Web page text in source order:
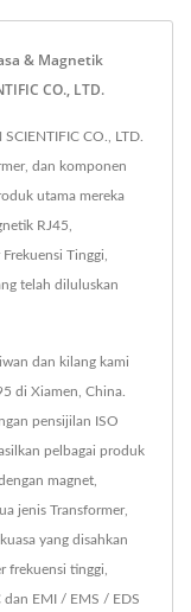
& Magnetik
CO., LTD.
CO., LTD.
dan komponen
utama mereka
RJ45,
Tinggi,
telah diluluskan
dan kilang kami
di Xiamen, China.
pensijilan ISO
pelbagai produk
magnet,
jenis Transformer,
yang disahkan
frekuensi tinggi,
EMI / EMS / EDS